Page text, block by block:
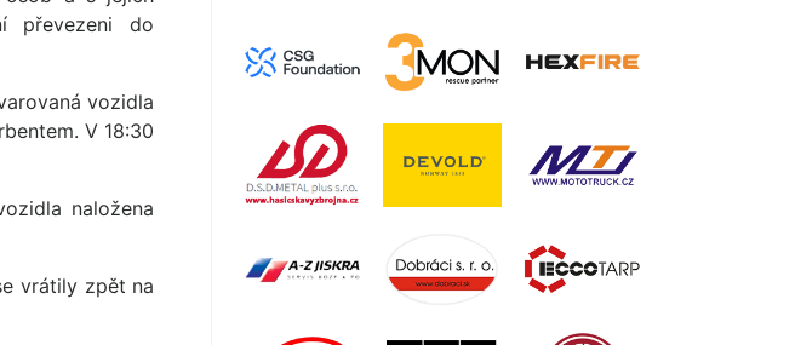
převezeni do
vozidla
V 18:30
naložena
vrátily zpět na